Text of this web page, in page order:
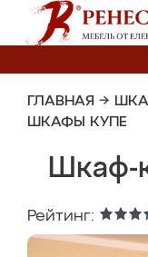
ГЛАВНАЯ →
ШКАФЫ КУПЕ
Шкаф-
Рейтинг: